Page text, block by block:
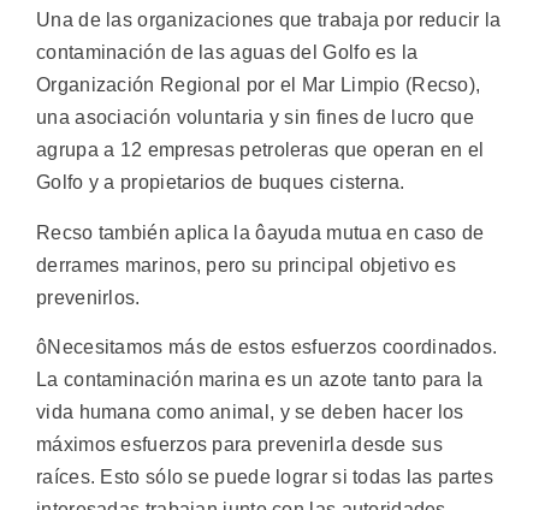
Una de las organizaciones que trabaja por reducir la
contaminación de las aguas del Golfo es la
Organización Regional por el Mar Limpio (Recso),
una asociación voluntaria y sin fines de lucro que
agrupa a 12 empresas petroleras que operan en el
Golfo y a propietarios de buques cisterna.
Recso también aplica la ôayuda mutua en caso de
derrames marinos, pero su principal objetivo es
prevenirlos.
ôNecesitamos más de estos esfuerzos coordinados.
La contaminación marina es un azote tanto para la
vida humana como animal, y se deben hacer los
máximos esfuerzos para prevenirla desde sus
raíces. Esto sólo se puede lograr si todas las partes